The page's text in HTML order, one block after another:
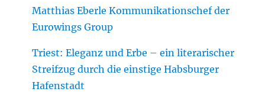
Matthias Eberle Kommunikationschef der
Eurowings Group
Triest: Eleganz und Erbe – ein literarischer
Streifzug durch die einstige Habsburger
Hafenstadt